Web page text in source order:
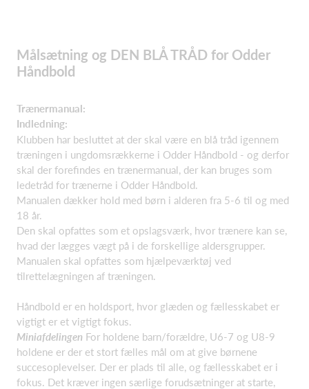
Målsætning og DEN BLÅ TRÅD for Odder
Håndbold
Trænermanual:
Indledning:
Klubben har besluttet at der skal være en blå tråd igennem
træningen i ungdomsrækkerne i Odder Håndbold - og derfor
skal der forefindes en trænermanual, der kan bruges som
ledetråd for trænerne i Odder Håndbold.
Manualen dækker hold med børn i alderen fra 5-6 til og med
18 år.
Den skal opfattes som et opslagsværk, hvor trænere kan se,
hvad der lægges vægt på i de forskellige aldersgrupper.
Manualen skal opfattes som hjælpeværktøj ved
tilrettelægningen af træningen.
Håndbold er en holdsport, hvor glæden og fællesskabet er
vigtigt er et vigtigt fokus.
Miniafdelingen For holdene barn/forældre, U6-7 og U8-9
holdene er der et stort fælles mål om at give børnene
succesoplevelser. Der er plads til alle, og fællesskabet er i
fokus. Det kræver ingen særlige forudsætninger at starte,